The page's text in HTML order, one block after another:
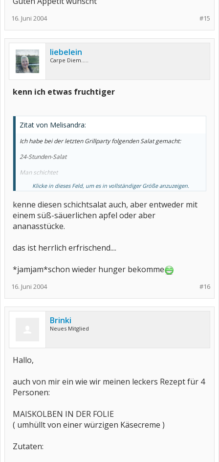
#15
16. Juni 2004
liebelein
Carpe Diem.....
kenn ich etwas fruchtiger
Zitat von Melisandra:
Ich habe bei der letzten Grillparty folgenden Salat gemacht:
24-Stunden-Salat
Man schichtet
1 Glas Selleriesalat (abtropfen lassen)
4 Eier hartgekocht, in Scheiben geschnitten
4 Scheiben gekochter Schinken in Würfel geschnitten
Darauf verstreicht man
1 Glas Miracel Whip
2 in Ringe geschnittenen Stangen Lauch oder Lauchzwiebel
ohne Umrühren!
Klicke in dieses Feld, um es in vollständiger Größe anzuzeigen.
kenne diesen schichtsalat auch, aber entweder mit
einem süß-säuerlichen apfel oder aber
ananasstücke.
das ist herrlich erfrischend....
*jamjam*schon wieder hunger bekomme
#16
16. Juni 2004
Brinki
Neues Mitglied
Hallo,
auch von mir ein wie wir meinen leckers Rezept für 4
Personen:
MAISKOLBEN IN DER FOLIE
( umhüllt von einer würzigen Käsecreme )
Zutaten: